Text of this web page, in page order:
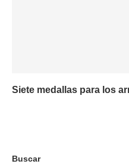
Siete medallas para los
Buscar